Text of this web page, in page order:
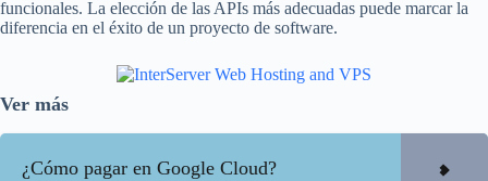
funcionales. La elección de las APIs más adecuadas puede marcar la
diferencia en el éxito de un proyecto de software.
Ver más
¿Cómo pagar en Google Cloud?